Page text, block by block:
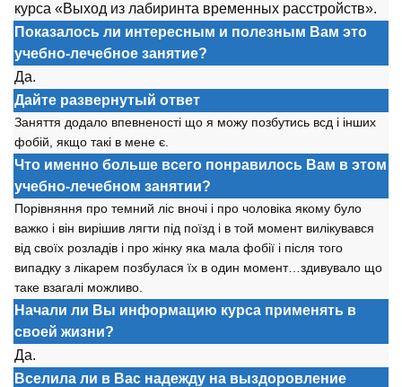
курса «Выход из лабиринта временных расстройств».
Показалось ли интересным и полезным Вам это
учебно-лечебное занятие?
Да.
Дайте развернутый ответ
Заняття додало впевненості що я можу позбутись всд і інших
фобій, якщо такі в мене є.
Что именно больше всего понравилось Вам в этом
учебно-лечебном занятии?
Порівняння про темний ліс вночі і про чоловіка якому було
важко і він вирішив лягти під поїзд і в той момент вилікувався
від своїх розладів і про жінку яка мала фобії і після того
випадку з лікарем позбулася їх в один момент…здивувало що
таке взагалі можливо.
Начали ли Вы информацию курса применять в
своей жизни?
Да.
Вселила ли в Вас надежду на выздоровление